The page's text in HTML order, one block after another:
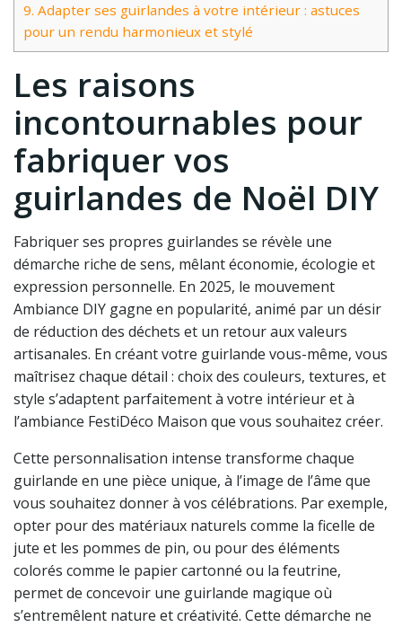
9. Adapter ses guirlandes à votre intérieur : astuces
pour un rendu harmonieux et stylé
Les raisons
incontournables pour
fabriquer vos
guirlandes de Noël DIY
Fabriquer ses propres guirlandes se révèle une
démarche riche de sens, mêlant économie, écologie et
expression personnelle. En 2025, le mouvement
Ambiance DIY gagne en popularité, animé par un désir
de réduction des déchets et un retour aux valeurs
artisanales. En créant votre guirlande vous-même, vous
maîtrisez chaque détail : choix des couleurs, textures, et
style s’adaptent parfaitement à votre intérieur et à
l’ambiance FestiDéco Maison que vous souhaitez créer.
Cette personnalisation intense transforme chaque
guirlande en une pièce unique, à l’image de l’âme que
vous souhaitez donner à vos célébrations. Par exemple,
opter pour des matériaux naturels comme la ficelle de
jute et les pommes de pin, ou pour des éléments
colorés comme le papier cartonné ou la feutrine,
permet de concevoir une guirlande magique où
s’entremêlent nature et créativité. Cette démarche ne